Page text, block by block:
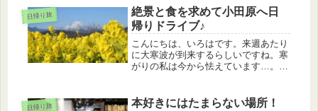
日帰り旅
絶景と食を求めて小田原へ日
帰りドライブ♪
こんにちは、いろはです。来週あたり
に大寒波が到来するらしいですね。寒
がりの私は今から怯えています…。さ
です。小田原方面に富士山と菜の花が
日帰り旅
本好きにはたまらない場所！